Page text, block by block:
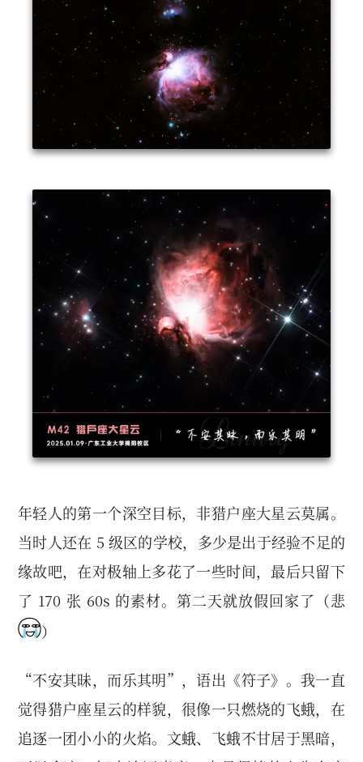
年轻人的第一个深空目标，非猎户座大星云莫属。
当时人还在 5 级区的学校，多少是出于经验不足的
缘故吧，在对极轴上多花了一些时间，最后只留下
了 170 张 60s 的素材。第二天就放假回家了（悲
）
“不安其昧，而乐其明”，语出《符子》。我一直
觉得猎户座星云的样貌，很像一只燃烧的飞蛾，在
追逐一团小小的火焰。文蛾、飞蛾不甘居于黑暗，